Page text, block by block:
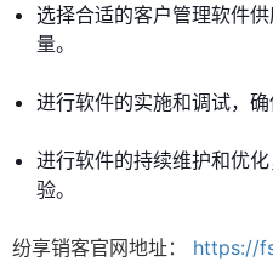
选择合适的客户管理软件
量。
进行软件的实施和调试，确
进行软件的持续维护和优
验。
纷享销客官网地址： https://